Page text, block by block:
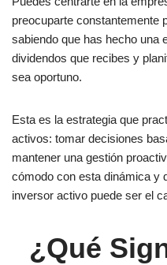
preocuparte constantemente
sabiendo que has hecho una
dividendos que recibes y
sea oportuno.
Esta es la estrategia que
activos: tomar decisiones
mantener una gestión
cómodo con esta dinámica y
inversor activo puede ser el
¿Qué